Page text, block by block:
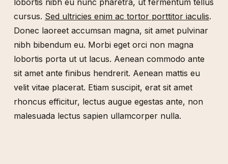
cursus. Sed ultricies enim ac tortor porttitor iaculis.
Donec laoreet accumsan magna, sit amet pulvinar
nibh bibendum eu. Morbi eget orci non magna
lobortis porta ut ut lacus. Aenean commodo ante
sit amet ante finibus hendrerit. Aenean mattis eu
velit vitae placerat. Etiam suscipit, erat sit amet
rhoncus efficitur, lectus augue egestas ante, non
malesuada lectus sapien ullamcorper nulla.